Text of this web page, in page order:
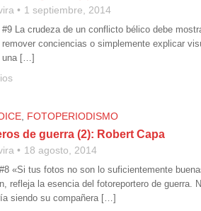
1 septiembre, 2014
#9 La crudeza de un conflicto bélico debe
conciencias o simplemente explicar
una […]
FOTOPERIODISMO
de guerra (2): Robert Capa
18 agosto, 2014
#8 «Si tus fotos no son lo suficientemente
refleja la esencia del fotoreportero de
siendo su compañera […]